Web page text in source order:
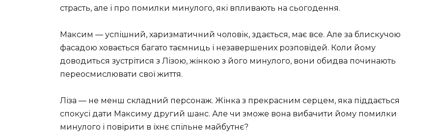
страсть, але і про помилки минулого, які впливають на сьогодення.
Максим — успішний, харизматичний чоловік, здається, має все. Але за блискучою
фасадою ховається багато таємниць і незавершених розповідей. Коли йому
доводиться зустрітися з Лізою, жінкою з його минулого, вони обидва починають
переосмислювати свої життя.
Ліза — не менш складний персонаж. Жінка з прекрасним серцем, яка піддається
спокусі дати Максиму другий шанс. Але чи зможе вона вибачити йому помилки
минулого і повірити в їхнє спільне майбутнє?